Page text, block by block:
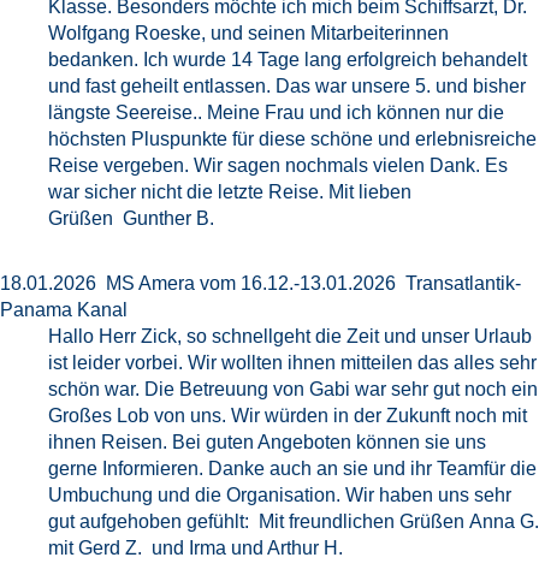
Klasse. Besonders möchte ich mich beim Schiffsarzt, Dr.
Wolfgang Roeske, und seinen Mitarbeiterinnen
bedanken. Ich wurde 14 Tage lang erfolgreich behandelt
und fast geheilt entlassen. Das war unsere 5. und bisher
längste Seereise.. Meine Frau und ich können nur die
höchsten Pluspunkte für diese schöne und erlebnisreiche
Reise vergeben. Wir sagen nochmals vielen Dank. Es
war sicher nicht die letzte Reise. Mit lieben
Grüßen Gunther B.
18.01.2026 MS Amera vom 16.12.-13.01.2026 Transatlantik-
Panama Kanal
Hallo Herr Zick, so schnellgeht die Zeit und unser Urlaub
ist leider vorbei. Wir wollten ihnen mitteilen das alles sehr
schön war. Die Betreuung von Gabi war sehr gut noch ein
Großes Lob von uns. Wir würden in der Zukunft noch mit
ihnen Reisen. Bei guten Angeboten können sie uns
gerne Informieren. Danke auch an sie und ihr Teamfür die
Umbuchung und die Organisation. Wir haben uns sehr
gut aufgehoben gefühlt: Mit freundlichen Grüßen Anna G.
mit Gerd Z. und Irma und Arthur H.